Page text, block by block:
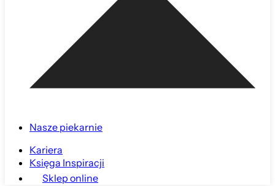
Nasze piekarnie
Kariera
Księga Inspiracji
Sklep online